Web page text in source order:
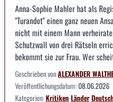
Anna-Sophie Mahler hat als
"Turandot" einen ganz neuen
nicht mit einem Mann
Schutzwall von drei Rätseln
bekommt sie zur Frau. Wer
Geschrieben vonALEXANDER
Veröffentlichungsdatum:08.06.2026
Kategorien:KritikenLänder